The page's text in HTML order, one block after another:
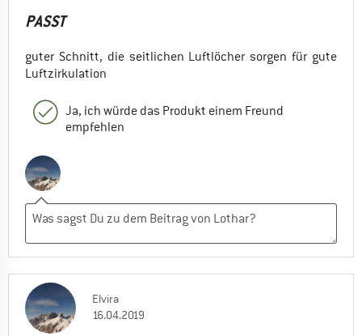
PASST
guter Schnitt, die seitlichen Luftlöcher sorgen für gute
Luftzirkulation
Ja, ich würde das Produkt einem Freund
empfehlen
Elvira
16.04.2019